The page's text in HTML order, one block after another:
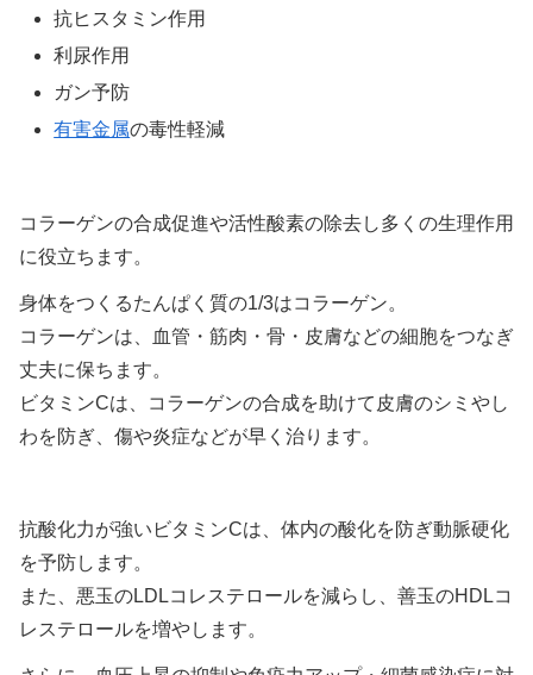
抗ヒスタミン作用
利尿作用
ガン予防
有害金属の毒性軽減
コラーゲンの合成促進や活性酸素の除去し多くの生理作用
に役立ちます。
身体をつくるたんぱく質の1/3はコラーゲン。
コラーゲンは、血管・筋肉・骨・皮膚などの細胞をつなぎ
丈夫に保ちます。
ビタミンCは、コラーゲンの合成を助けて皮膚のシミやし
わを防ぎ、傷や炎症などが早く治ります。
抗酸化力が強いビタミンCは、体内の酸化を防ぎ動脈硬化
を予防します。
また、悪玉のLDLコレステロールを減らし、善玉のHDLコ
レステロールを増やします。